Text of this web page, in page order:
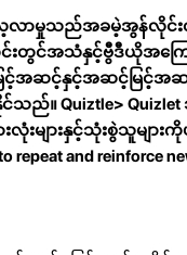
လာမှုသည်အခမဲ့အွန်လိုင်းလ
င်းတွင်အသံနှင့်ဗွီဒီယိုအကြ
အဆင့်နှင့်အဆင့်မြင့်အ
င်သည်။Quiztle>
းလုံးများနှင့်သုံးစွဲသူမျ
repeat and reinforce